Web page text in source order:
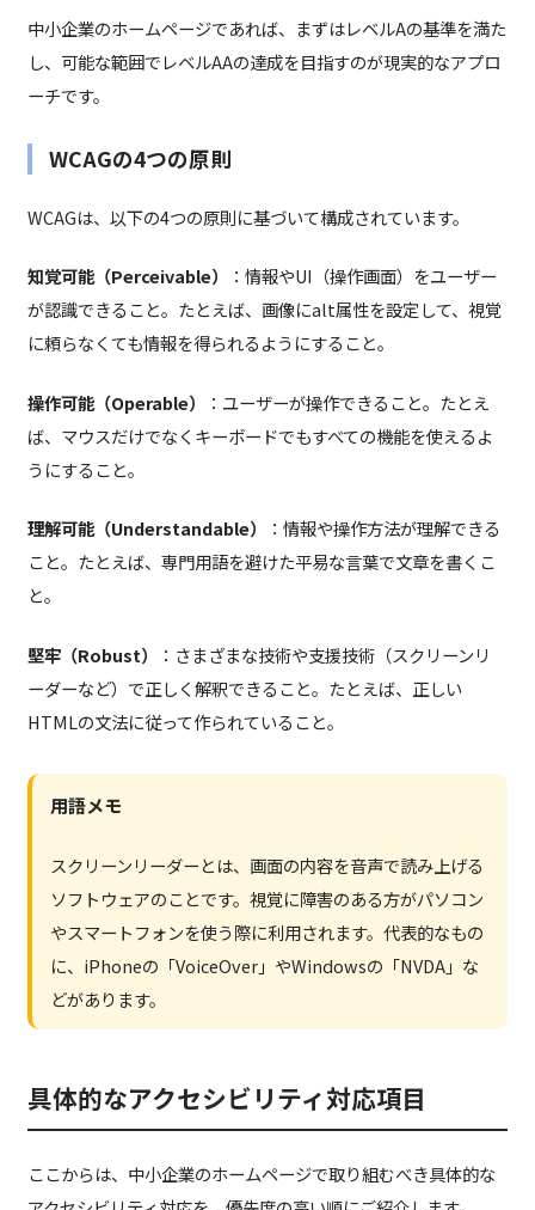
中小企業のホームページであれば、まずはレベルAの基準を満た
し、可能な範囲でレベルAAの達成を目指すのが現実的なアプロ
ーチです。
WCAGの4つの原則
WCAGは、以下の4つの原則に基づいて構成されています。
知覚可能（Perceivable）
：情報やUI（操作画面）をユーザー
が認識できること。たとえば、画像にalt属性を設定して、視覚
に頼らなくても情報を得られるようにすること。
操作可能（Operable）
：ユーザーが操作できること。たとえ
ば、マウスだけでなくキーボードでもすべての機能を使えるよ
うにすること。
理解可能（Understandable）
：情報や操作方法が理解できる
こと。たとえば、専門用語を避けた平易な言葉で文章を書くこ
と。
堅牢（Robust）
：さまざまな技術や支援技術（スクリーンリ
ーダーなど）で正しく解釈できること。たとえば、正しい
HTMLの文法に従って作られていること。
用語メモ
スクリーンリーダーとは、画面の内容を音声で読み上げる
ソフトウェアのことです。視覚に障害のある方がパソコン
やスマートフォンを使う際に利用されます。代表的なもの
に、iPhoneの「VoiceOver」やWindowsの「NVDA」な
どがあります。
具体的なアクセシビリティ対応項目
ここからは、中小企業のホームページで取り組むべき具体的な